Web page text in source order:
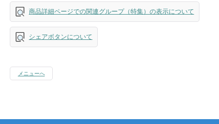
商品詳細ページでの関連グループ（特集）の表示について
シェアボタンについて
メニューへ